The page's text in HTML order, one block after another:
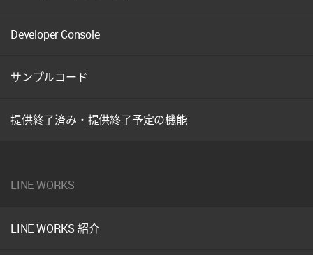
Developer Console
サンプルコード
提供終了済み・提供終了予定の機能
LINE WORKS
LINE WORKS 紹介